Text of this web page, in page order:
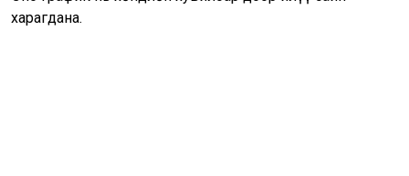
харагдана.